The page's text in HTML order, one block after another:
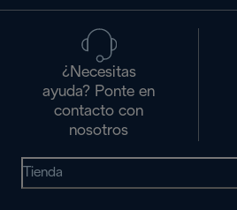
¿Necesitas
ayuda? Ponte en
contacto con
nosotros
Tienda